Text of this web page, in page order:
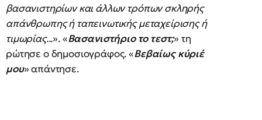
βασανιστηρίων και άλλων τρόπων σκληρής
απάνθρωπης ή ταπεινωτικής μεταχείρισης ή
τιμωρίας...». «Βασανιστήριο το τεστ;» τη
ρώτησε ο δημοσιογράφος. «Βεβαίως κύριέ
μου» απάντησε.